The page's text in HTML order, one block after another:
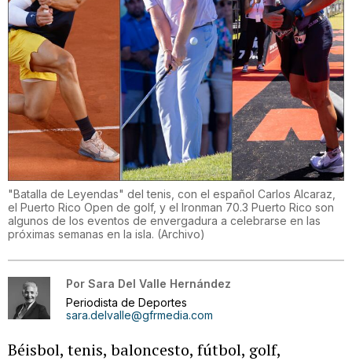
"Batalla de Leyendas" del tenis, con el español Carlos Alcaraz,
el Puerto Rico Open de golf, y el Ironman 70.3 Puerto Rico son
algunos de los eventos de envergadura a celebrarse en las
próximas semanas en la isla. (Archivo)
Por Sara Del Valle Hernández
Periodista de Deportes
sara.delvalle@gfrmedia.com
Béisbol, tenis, baloncesto, fútbol, golf,